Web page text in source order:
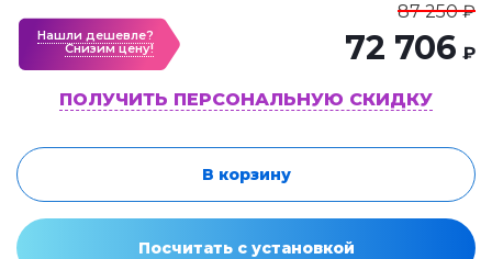
Нашли дешевле?
Cнизим цену!
87 250 ₽
72 706 ₽
ПОЛУЧИТЬ ПЕРСОНАЛЬНУЮ СКИДКУ
В корзину
Посчитать с установкой